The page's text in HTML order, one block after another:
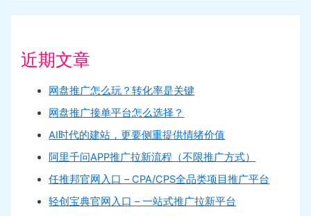
近期文章
网盘推广怎么玩？转化率是关键
网盘推广接单平台怎么选择？
AI时代的建站，更要侧重提供情绪价值
阿里千问APP推广拉新流程（不限推广方式）
任推邦官网入口 – CPA/CPS全品类项目推广平台
轻创宝典官网入口 – 一站式推广拉新平台